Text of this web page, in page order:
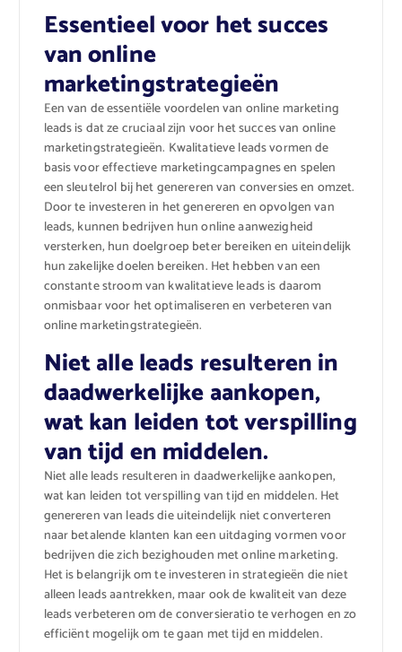
Essentieel voor het succes
van online
marketingstrategieën
Een van de essentiële voordelen van online marketing
leads is dat ze cruciaal zijn voor het succes van online
marketingstrategieën. Kwalitatieve leads vormen de
basis voor effectieve marketingcampagnes en spelen
een sleutelrol bij het genereren van conversies en omzet.
Door te investeren in het genereren en opvolgen van
leads, kunnen bedrijven hun online aanwezigheid
versterken, hun doelgroep beter bereiken en uiteindelijk
hun zakelijke doelen bereiken. Het hebben van een
constante stroom van kwalitatieve leads is daarom
onmisbaar voor het optimaliseren en verbeteren van
online marketingstrategieën.
Niet alle leads resulteren in
daadwerkelijke aankopen,
wat kan leiden tot verspilling
van tijd en middelen.
Niet alle leads resulteren in daadwerkelijke aankopen,
wat kan leiden tot verspilling van tijd en middelen. Het
genereren van leads die uiteindelijk niet converteren
naar betalende klanten kan een uitdaging vormen voor
bedrijven die zich bezighouden met online marketing.
Het is belangrijk om te investeren in strategieën die niet
alleen leads aantrekken, maar ook de kwaliteit van deze
leads verbeteren om de conversieratio te verhogen en zo
efficiënt mogelijk om te gaan met tijd en middelen.